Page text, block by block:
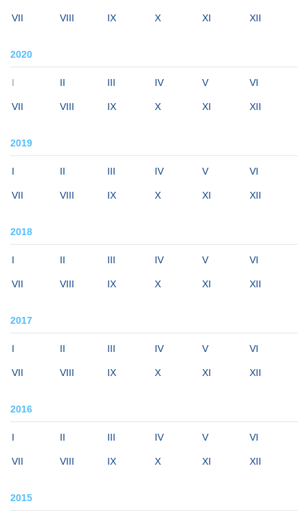
VII VIII IX X XI XII
2020
I II III IV V VI
VII VIII IX X XI XII
2019
I II III IV V VI
VII VIII IX X XI XII
2018
I II III IV V VI
VII VIII IX X XI XII
2017
I II III IV V VI
VII VIII IX X XI XII
2016
I II III IV V VI
VII VIII IX X XI XII
2015